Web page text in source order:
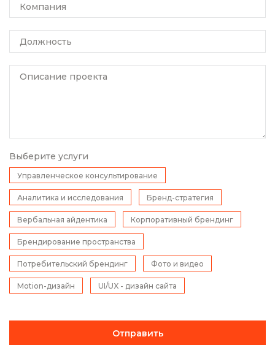
Компания
Должность
Описание проекта
Выберите услуги
Управленческое консультирование
Аналитика и исследования Бренд-стратегия
Вербальная айдентика Корпоративный брендинг
Брендирование пространства
Потребительский брендинг Фото и видео
Motion-дизайн UI/UX - дизайн сайта